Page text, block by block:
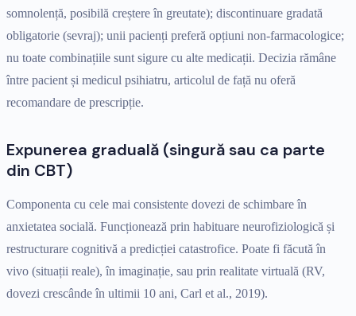
somnolență, posibilă creștere în greutate); discontinuare gradată
obligatorie (sevraj); unii pacienți preferă opțiuni non-farmacologice;
nu toate combinațiile sunt sigure cu alte medicații. Decizia rămâne
între pacient și medicul psihiatru, articolul de față nu oferă
recomandare de prescripție.
Expunerea graduală (singură sau ca parte
din CBT)
Componenta cu cele mai consistente dovezi de schimbare în
anxietatea socială. Funcționează prin habituare neurofiziologică și
restructurare cognitivă a predicției catastrofice. Poate fi făcută în
vivo (situații reale), în imaginație, sau prin realitate virtuală (RV,
dovezi crescânde în ultimii 10 ani, Carl et al., 2019).